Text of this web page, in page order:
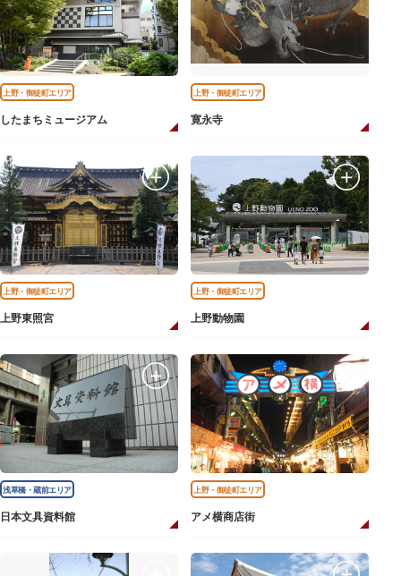
上野・御徒町エリア
したまちミュージアム
上野・御徒町エリア
寛永寺
上野・御徒町エリア
上野東照宮
上野・御徒町エリア
上野動物園
浅草橋・蔵前エリア
日本文具資料館
上野・御徒町エリア
アメ横商店街